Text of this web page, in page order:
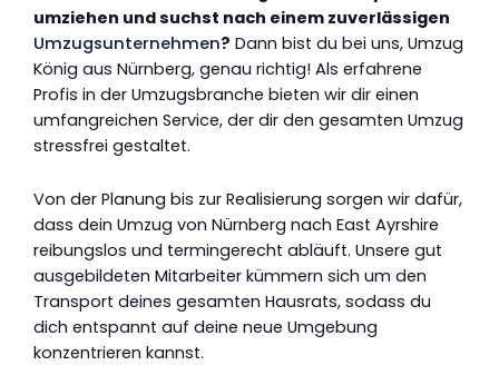
umziehen und suchst nach einem zuverlässigen
Umzugsunternehmen? Dann bist du bei uns, Umzug
König aus Nürnberg, genau richtig! Als erfahrene
Profis in der Umzugsbranche bieten wir dir einen
umfangreichen Service, der dir den gesamten Umzug
stressfrei gestaltet.
Von der Planung bis zur Realisierung sorgen wir dafür,
dass dein Umzug von Nürnberg nach East Ayrshire
reibungslos und termingerecht abläuft. Unsere gut
ausgebildeten Mitarbeiter kümmern sich um den
Transport deines gesamten Hausrats, sodass du
dich entspannt auf deine neue Umgebung
konzentrieren kannst.